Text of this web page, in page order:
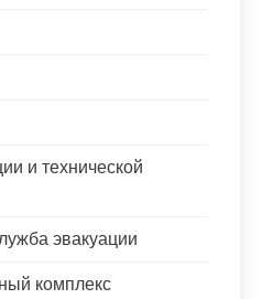
и технической
эвакуации
комплекс